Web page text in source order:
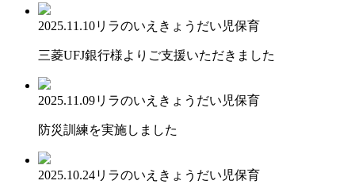
2025.11.10リラのいえ きょうだい児保育
三菱UFJ銀行様よりご支援いただきました
2025.11.09リラのいえ きょうだい児保育
防災訓練を実施しました
2025.10.24リラのいえ きょうだい児保育